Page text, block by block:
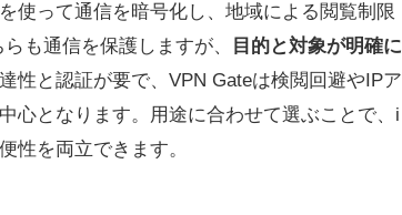
使って通信を暗号化し、地域による閲覧制限
も通信を保護しますが、
目的と対象が明確に
性と認証が要で、VPN Gateは検閲回避やIPア
心となります。用途に合わせて選ぶことで、i
性を両立できます。